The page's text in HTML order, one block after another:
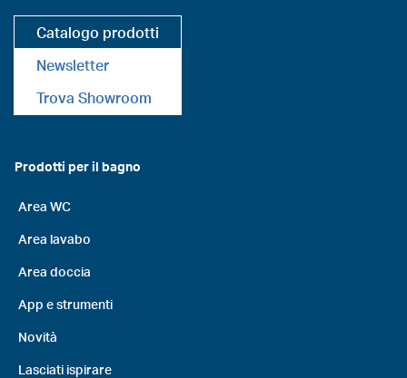
Catalogo prodotti
Newsletter
Trova Showroom
Prodotti per il bagno
Area WC
Area lavabo
Area doccia
App e strumenti
Novità
Lasciati ispirare